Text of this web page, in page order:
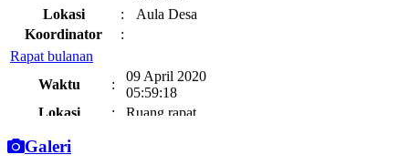
Lokasi
:
Aula Desa
Koordinator
:
Rapat bulanan
Waktu
:
09 April 2020
05:59:18
Lokasi
:
Ruang rapat
Galeri